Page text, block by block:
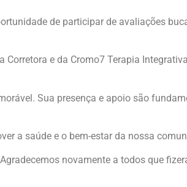
de participar de avaliações
e da Cromo7 Terapia
Sua presença e apoio são
a saúde e o bem-estar da nossa
novamente a todos que